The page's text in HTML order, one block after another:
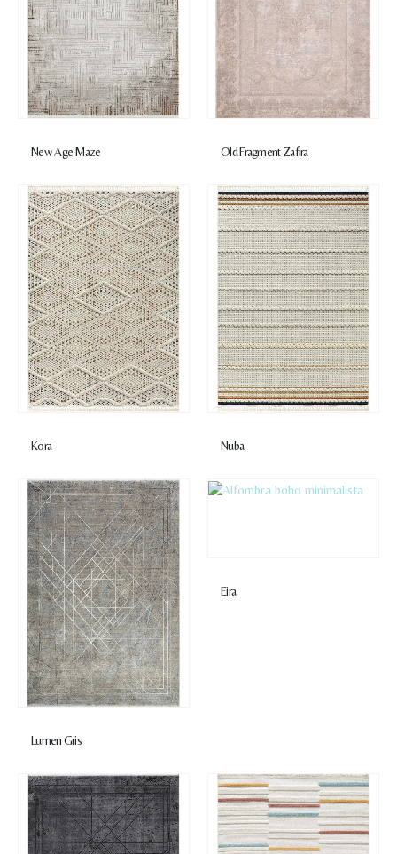
New Age Maze Old Fragment Zafira
Kora Nuba
Lumen Gris
Eira